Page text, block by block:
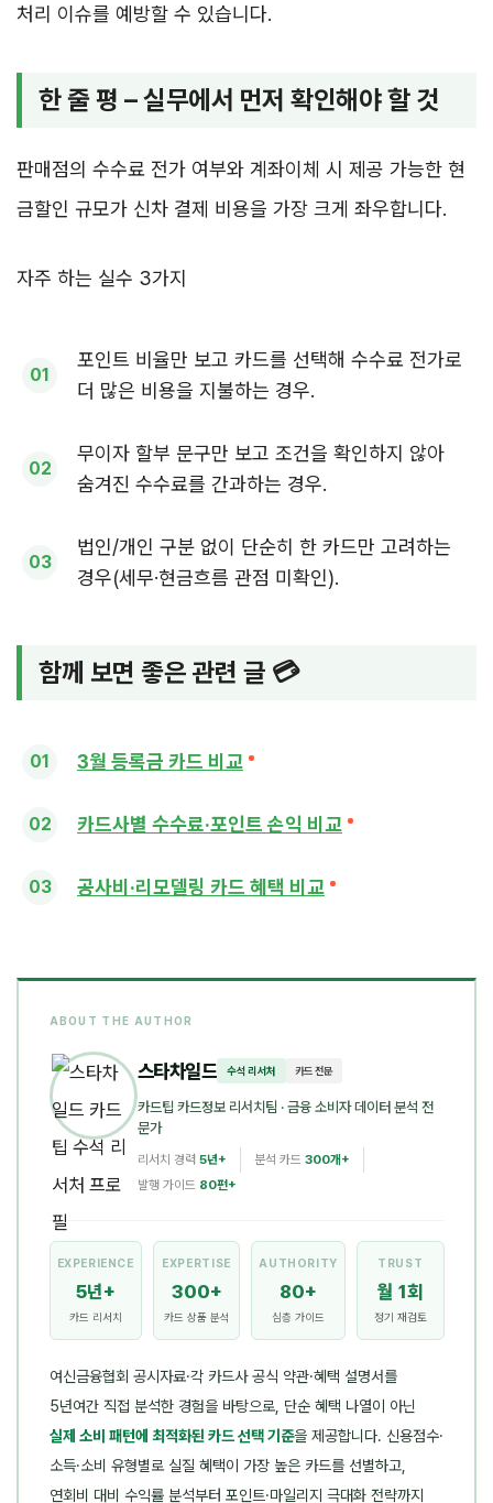
처리 이슈를 예방할 수 있습니다.
한 줄 평 – 실무에서 먼저 확인해야 할 것
판매점의 수수료 전가 여부와 계좌이체 시 제공 가능한 현
금할인 규모가 신차 결제 비용을 가장 크게 좌우합니다.
자주 하는 실수 3가지
포인트 비율만 보고 카드를 선택해 수수료 전가로
더 많은 비용을 지불하는 경우.
무이자 할부 문구만 보고 조건을 확인하지 않아
숨겨진 수수료를 간과하는 경우.
법인/개인 구분 없이 단순히 한 카드만 고려하는
경우(세무·현금흐름 관점 미확인).
함께 보면 좋은 관련 글 💳
3월 등록금 카드 비교
카드사별 수수료·포인트 손익 비교
공사비·리모델링 카드 혜택 비교
ABOUT THE AUTHOR
스타차일드 수석 리서처 카드 전문
카드팁 카드정보 리서치팀 · 금융 소비자 데이터 분석 전
문가
리서치 경력 5년+ 분석 카드 300개+
발행 가이드 80편+
EXPERIENCE
5년+
카드 리서치
EXPERTISE
300+
카드 상품 분석
AUTHORITY
80+
심층 가이드
TRUST
월 1회
정기 재검토
여신금융협회 공시자료·각 카드사 공식 약관·혜택 설명서를
5년여간 직접 분석한 경험을 바탕으로, 단순 혜택 나열이 아닌
실제 소비 패턴에 최적화된 카드 선택 기준을 제공합니다. 신용점수·
소득·소비 유형별로 실질 혜택이 가장 높은 카드를 선별하고,
연회비 대비 수익률 분석부터 포인트·마일리지 극대화 전략까지